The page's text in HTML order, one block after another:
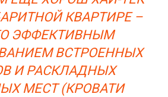
КВАРТИРЕ –
ЭФФЕКТИВНЫМ
ВСТРОЕННЫХ
И РАСКЛАДНЫХ
МЕСТ (КРОВАТИ